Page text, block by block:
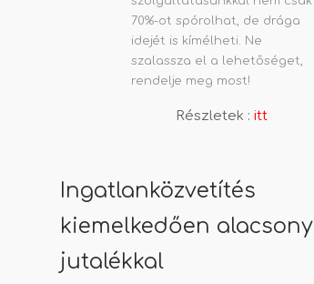
70%-ot spórolhat, de drága
idejét is kímélheti. Ne
szalassza el a lehetőséget,
rendelje meg most!
Részletek :itt
Ingatlanközvetítés
kiemelkedően alacsony
jutalékkal